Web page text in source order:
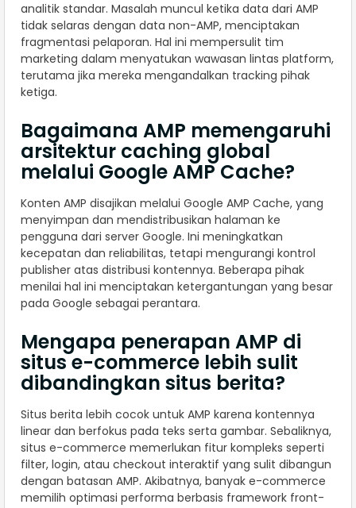
analitik standar. Masalah muncul ketika data dari AMP
tidak selaras dengan data non-AMP, menciptakan
fragmentasi pelaporan. Hal ini mempersulit tim
marketing dalam menyatukan wawasan lintas platform,
terutama jika mereka mengandalkan tracking pihak
ketiga.
Bagaimana AMP memengaruhi
arsitektur caching global
melalui Google AMP Cache?
Konten AMP disajikan melalui Google AMP Cache, yang
menyimpan dan mendistribusikan halaman ke
pengguna dari server Google. Ini meningkatkan
kecepatan dan reliabilitas, tetapi mengurangi kontrol
publisher atas distribusi kontennya. Beberapa pihak
menilai hal ini menciptakan ketergantungan yang besar
pada Google sebagai perantara.
Mengapa penerapan AMP di
situs e-commerce lebih sulit
dibandingkan situs berita?
Situs berita lebih cocok untuk AMP karena kontennya
linear dan berfokus pada teks serta gambar. Sebaliknya,
situs e-commerce memerlukan fitur kompleks seperti
filter, login, atau checkout interaktif yang sulit dibangun
dengan batasan AMP. Akibatnya, banyak e-commerce
memilih optimasi performa berbasis framework front-